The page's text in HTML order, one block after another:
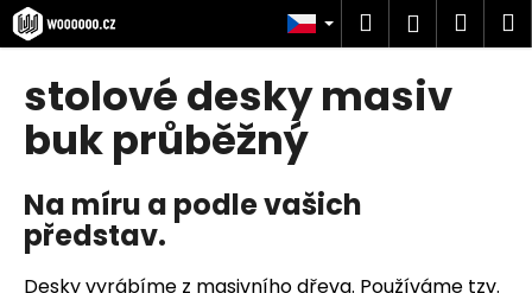
Přejít
na
obsah
Hledat
stolové desky masiv
buk průběžný
Na míru a podle vašich
představ.
Desky vyrábíme z masivního dřeva. Používáme tzv.
K
o
C
o
p
o
t
ř